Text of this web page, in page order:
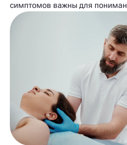
симптомов важны для